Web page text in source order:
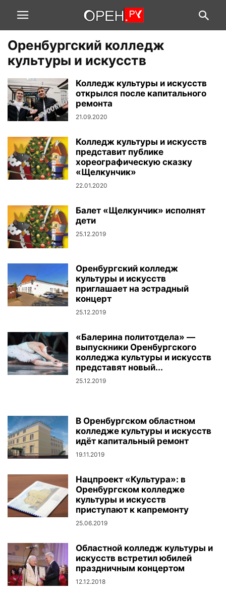
Оренбургский колледж
культуры и искусств
Колледж культуры и искусств
открылся после капитального
ремонта
21.09.2020
Колледж культуры и искусств
представит публике
хореографическую сказку
«Щелкунчик»
22.01.2020
Балет «Щелкунчик» исполнят
дети
25.12.2019
Оренбургский колледж
культуры и искусств
приглашает на эстрадный
концерт
25.12.2019
«Балерина политотдела» —
выпускники Оренбургского
колледжа культуры и искусств
представят новый...
25.12.2019
В Оренбургском областном
колледже культуры и искусств
идёт капитальный ремонт
19.11.2019
Нацпроект «Культура»: в
Оренбургском колледже
культуры и искусств
приступают к капремонту
25.06.2019
Областной колледж культуры и
искусств встретил юбилей
праздничным концертом
12.12.2018